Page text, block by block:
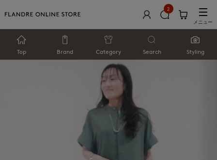
2
メニュー
Top Brand Category Search Styling